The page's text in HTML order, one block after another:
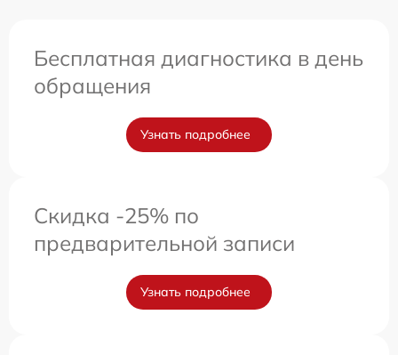
Бесплатная диагностика в день
обращения
Узнать подробнее
Скидка -25% по
предварительной записи
Узнать подробнее